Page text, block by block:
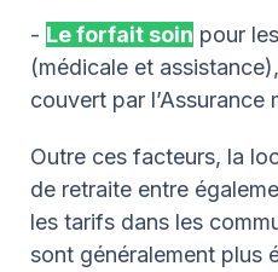
- Le forfait soin pour
(médicale et
couvert par l’Assurance
Outre ces facteurs, la
de retraite entre
les tarifs dans les
sont généralement plus